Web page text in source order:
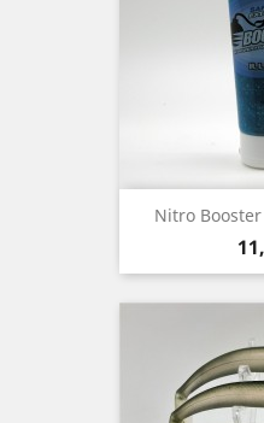
Nitro